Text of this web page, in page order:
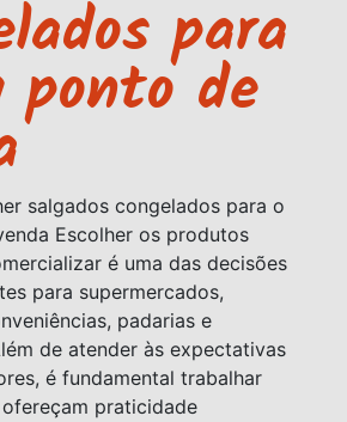
para
ponto de
salgados congelados para o
Escolher os produtos
é uma das decisões
para supermercados,
padarias e
de atender às expectativas
é fundamental trabalhar
praticidade